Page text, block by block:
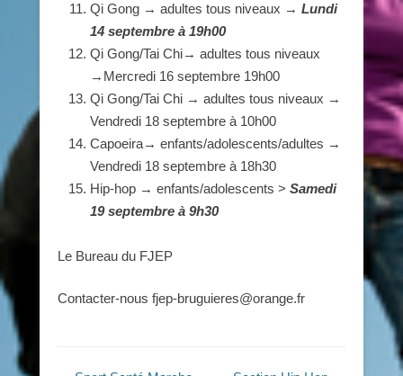
Qi Gong → adultes tous niveaux → Lundi
14 septembre à 19h00
Qi Gong/Tai Chi→ adultes tous niveaux
→Mercredi 16 septembre 19h00
Qi Gong/Tai Chi → adultes tous niveaux →
Vendredi 18 septembre à 10h00
Capoeira→ enfants/adolescents/adultes →
Vendredi 18 septembre à 18h30
Hip-hop → enfants/adolescents > Samedi
19 septembre à 9h30
Le Bureau du FJEP
Contacter-nous fjep-bruguieres@orange.fr